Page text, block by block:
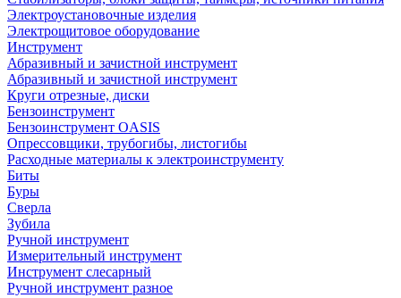
Электроустановочные изделия
Электрощитовое оборудование
Инструмент
Абразивный и зачистной инструмент
Абразивный и зачистной инструмент
Круги отрезные, диски
Бензоинструмент
Бензоинструмент OASIS
Опрессовщики, трубогибы, листогибы
Расходные материалы к электроинструменту
Биты
Буры
Сверла
Зубила
Ручной инструмент
Измерительный инструмент
Инструмент слесарный
Ручной инструмент разное